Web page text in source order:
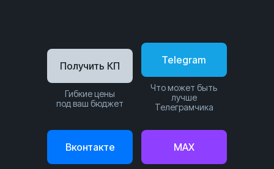
Telegram
Что может быть
лучше
Телеграмчика
Вконтакте
Получить КП
Гибкие цены
под ваш бюджет
MAX